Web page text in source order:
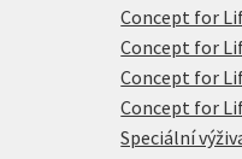
Concept for
Concept for
Concept for
Concept for
Speciální